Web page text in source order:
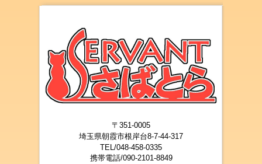
〒351-0005
埼玉県朝霞市根岸台8-7-44-317
TEL/048-458-0335
携帯電話/090-2101-8849